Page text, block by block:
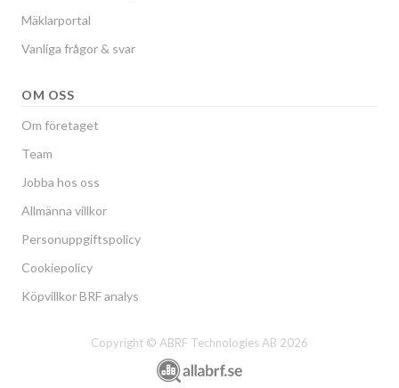
Mäklarportal
Vanliga frågor & svar
OM OSS
Om företaget
Team
Jobba hos oss
Allmänna villkor
Personuppgiftspolicy
Cookiepolicy
Köpvillkor BRF analys
Copyright © ABRF Technologies AB 2026